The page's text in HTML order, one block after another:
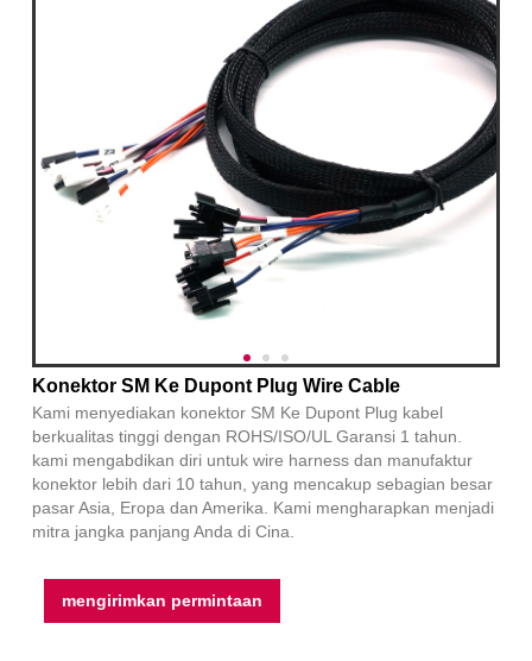
Konektor SM Ke Dupont Plug Wire Cable
Kami menyediakan konektor SM Ke Dupont Plug kabel
berkualitas tinggi dengan ROHS/ISO/UL Garansi 1 tahun.
kami mengabdikan diri untuk wire harness dan manufaktur
konektor lebih dari 10 tahun, yang mencakup sebagian besar
pasar Asia, Eropa dan Amerika. Kami mengharapkan menjadi
mitra jangka panjang Anda di Cina.
mengirimkan permintaan